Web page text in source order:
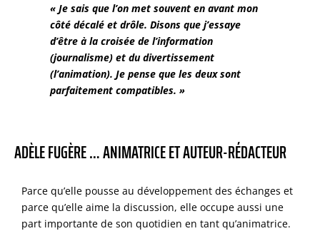
« Je sais que l’on met souvent en avant mon
côté décalé et drôle. Disons que j’essaye
d’être à la croisée de l’information
(journalisme) et du divertissement
(l’animation). Je pense que les deux sont
parfaitement compatibles. »
ADÈLE FUGÈRE … ANIMATRICE ET AUTEUR-RÉDACTEUR
Parce qu’elle pousse au développement des échanges et
parce qu’elle aime la discussion, elle occupe aussi une
part importante de son quotidien en tant qu’animatrice.